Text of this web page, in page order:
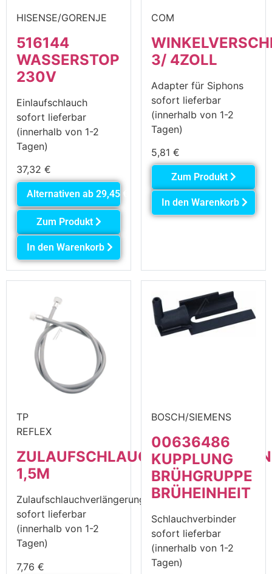
HISENSE/GORENJE
516144
WASSERSTOP
230V
Einlaufschlauch
sofort lieferbar
(innerhalb von 1-2
Tagen)
37,32 €
Alternativen ab 29,45
Zum Produkt
In den Warenkorb
COM
3/ 4ZOLL
Adapter für Siphons
sofort lieferbar
(innerhalb von 1-2
Tagen)
5,81 €
Zum Produkt
In den Warenkorb
TP
REFLEX
1,5M
Zulaufschlauchverlängerungen
sofort lieferbar
(innerhalb von 1-2
Tagen)
7,76 €
BOSCH/SIEMENS
00636486
KUPPLUNG
BRÜHGRUPPE
BRÜHEINHEIT
Schlauchverbinder
sofort lieferbar
(innerhalb von 1-2
Tagen)